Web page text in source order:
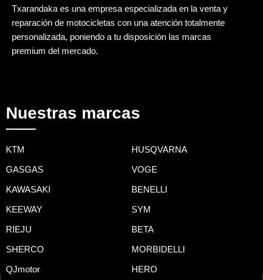
Txarandaka es una empresa especializada en la venta y
reparación de motocicletas con una atención totalmente
personalizada, poniendo a tu disposición las marcas
premium del mercado.
Nuestras marcas
KTM HUSQVARNA
GASGAS VOGE
KAWASAKI BENELLI
KEEWAY SYM
RIEJU BETA
SHERCO MORBIDELLI
QJmotor HERO